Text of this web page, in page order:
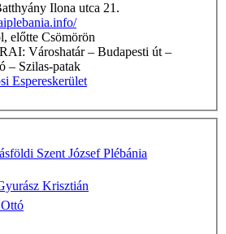
Ilona utca 21.
1926-tól, előtte Csömörön
út –
– Szilas-patak
Espereskerület
Szent József Plébánia
Krisztián